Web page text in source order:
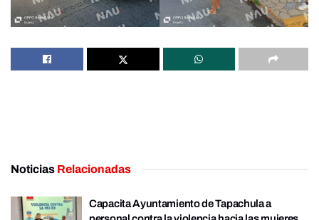
Noticias Relacionadas
Capacita Ayuntamiento de Tapachula a